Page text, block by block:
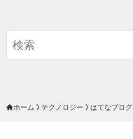
ホーム テクノロジー はてなブログ